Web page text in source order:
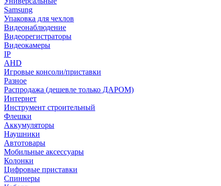
Samsung
Упаковка для чехлов
Видеонаблюдение
Видеорегистраторы
Видеокамеры
IP
AHD
Игровые консоли/приставки
Разное
Распродажа (дешевле только ДАРОМ)
Интернет
Инструмент строительный
Флешки
Аккумуляторы
Наушники
Автотовары
Мобильные аксессуары
Колонки
Цифровые приставки
Спиннеры